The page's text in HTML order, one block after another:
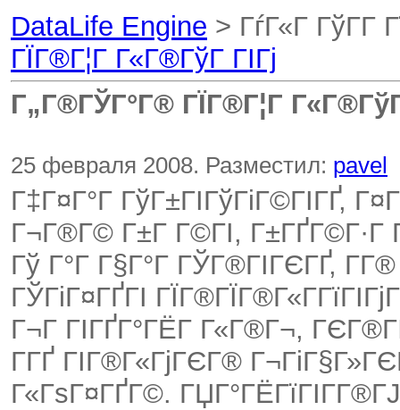
DataLife Engine > ГѓГ«Г ГўГ­Г
ГЇГ®Г¦Г Г«Г®ГўГ ГІГј
Г„Г®ГЎГ°Г® ГЇГ®Г¦Г
25 февраля 2008. Разместил: pavel
Г‡Г¤Г°Г ГўГ±ГІГўГіГ©ГІГҐ,
Г¬Г®Г© Г±Г Г©ГІ,
Гў Г°Г Г§Г°Г ГЎГ®ГІГЄГҐ,
ГЎГіГ¤ГҐГІ
Г¬Г ГІГҐГ°ГЁГ Г«Г®Г¬,
Г­ГҐ ГІГ®Г«ГјГЄГ®
Г«ГѕГ¤ГҐГ©.